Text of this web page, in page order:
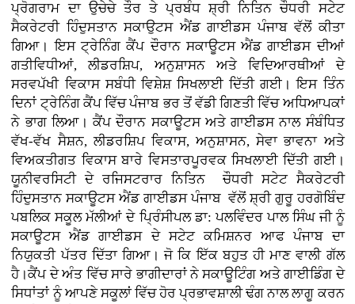
ਪ੍ਰੋਗਰਾਮ ਦਾ ਉਚੇਚੇ ਤੌਰ ਤੇ ਪ੍ਰਬੰਧ ਸ਼੍ਰੀ ਨਿਤਿਨ ਚੌਧਰੀ ਸਟੇਟ
ਸੈਕਰੇਟਰੀ ਹਿੰਦੁਸਤਾਨ ਸਕਾਉਟਸ ਐਂਡ ਗਾਈਡਸ ਪੰਜਾਬ ਵੱਲੋਂ ਕੀਤਾ
ਗਿਆ। ਇਸ ਟ੍ਰੇਨਿੰਗ ਕੈਂਪ ਦੌਰਾਨ ਸਕਾਊਟਸ ਐਂਡ ਗਾਈਡਸ ਦੀਆਂ
ਗਤੀਵਿਧੀਆਂ, ਲੀਡਰਸ਼ਿਪ, ਅਨੁਸ਼ਾਸਨ ਅਤੇ ਵਿਦਿਆਰਥੀਆਂ ਦੇ
ਸਰਵਪੱਖੀ ਵਿਕਾਸ ਸਬੰਧੀ ਵਿਸ਼ੇਸ਼ ਸਿਖਲਾਈ ਦਿੱਤੀ ਗਈ। ਇਸ ਤਿੰਨ
ਦਿਨਾਂ ਟ੍ਰੇਨਿੰਗ ਕੈਂਪ ਵਿੱਚ ਪੰਜਾਬ ਭਰ ਤੋਂ ਵੱਡੀ ਗਿਣਤੀ ਵਿੱਚ ਅਧਿਆਪਕਾਂ
ਨੇ ਭਾਗ ਲਿਆ। ਕੈਂਪ ਦੌਰਾਨ ਸਕਾਊਟਸ ਅਤੇ ਗਾਈਡਸ ਨਾਲ ਸੰਬੰਧਿਤ
ਵੱਖ-ਵੱਖ ਸੈਸ਼ਨ, ਲੀਡਰਸ਼ਿਪ ਵਿਕਾਸ, ਅਨੁਸ਼ਾਸਨ, ਸੇਵਾ ਭਾਵਨਾ ਅਤੇ
ਵਿਅਕਤੀਗਤ ਵਿਕਾਸ ਬਾਰੇ ਵਿਸਤਾਰਪੂਰਵਕ ਸਿਖਲਾਈ ਦਿੱਤੀ ਗਈ।
ਯੂਨੀਵਰਸਿਟੀ ਦੇ ਰਜਿਸਟਰਾਰ ਨਿਤਿਨ ਚੌਧਰੀ ਸਟੇਟ ਸੈਕਰੇਟਰੀ
ਹਿੰਦੁਸਤਾਨ ਸਕਾਊਟਸ ਐਂਡ ਗਾਈਡਸ ਪੰਜਾਬ ਵੱਲੋਂ ਸ਼੍ਰੀ ਗੁਰੂ ਹਰਗੋਬਿੰਦ
ਪਬਲਿਕ ਸਕੂਲ ਮੱਲੀਆਂ ਦੇ ਪ੍ਰਿੰਸੀਪਲ ਡਾ: ਪਲਵਿੰਦਰ ਪਾਲ ਸਿੰਘ ਜੀ ਨੂੰ
ਸਕਾਊਟਸ ਐਂਡ ਗਾਈਡਸ ਦੇ ਸਟੇਟ ਕਮਿਸ਼ਨਰ ਆਫ ਪੰਜਾਬ ਦਾ
ਨਿਯੁਕਤੀ ਪੱਤਰ ਦਿੱਤਾ ਗਿਆ। ਜੋ ਕਿ ਇੱਕ ਬਹੁਤ ਹੀ ਮਾਣ ਵਾਲੀ ਗੱਲ
ਹੈ।ਕੈਂਪ ਦੇ ਅੰਤ ਵਿੱਚ ਸਾਰੇ ਭਾਗੀਦਾਰਾਂ ਨੇ ਸਕਾਊਟਿੰਗ ਅਤੇ ਗਾਈਡਿੰਗ ਦੇ
ਸਿਧਾਂਤਾਂ ਨੂੰ ਆਪਣੇ ਸਕੂਲਾਂ ਵਿੱਚ ਹੋਰ ਪ੍ਰਭਾਵਸ਼ਾਲੀ ਢੰਗ ਨਾਲ ਲਾਗੂ ਕਰਨ